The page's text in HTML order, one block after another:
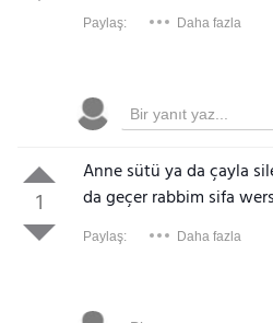
Paylaş: Daha fazla
1
Anne sütü ya da çayla
da geçer rabbim sifa
Paylaş: Daha fazla